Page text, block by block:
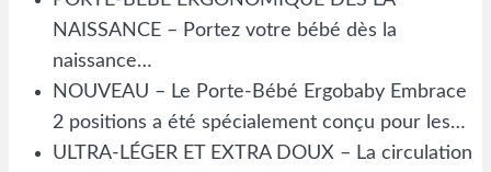
NAISSANCE – Portez votre bébé dès la
naissance…
NOUVEAU – Le Porte-Bébé Ergobaby Embrace
2 positions a été spécialement conçu pour les…
ULTRA-LÉGER ET EXTRA DOUX – La circulation